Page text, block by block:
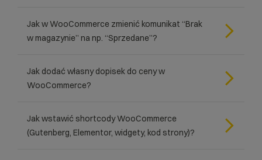
Jak w WooCommerce zmienić komunikat “Brak
w magazynie” na np. “Sprzedane”?
Jak dodać własny dopisek do ceny w
WooCommerce?
Jak wstawić shortcody WooCommerce
(Gutenberg, Elementor, widgety, kod strony)?